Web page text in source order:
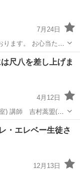
7月24日
ます。 お心当たり
いたします^_^
尺八を差し上げま
4月12日
) 講師 吉村蒿盟(琴
ョン合格、NHK-FM
基本を大切にして、
・エレベー生徒さ
12月13日